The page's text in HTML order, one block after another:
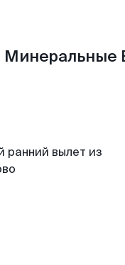
Минеральные
ранний вылет из